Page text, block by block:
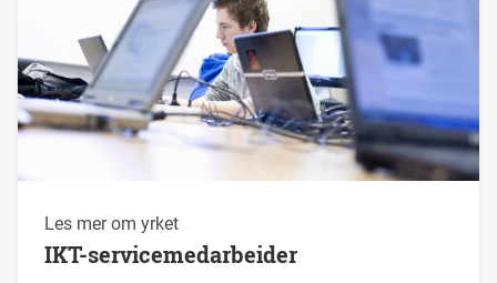
Les mer om yrket
IKT-servicemedarbeider